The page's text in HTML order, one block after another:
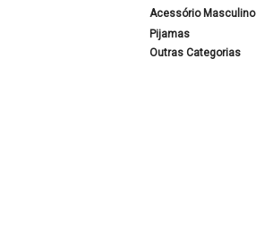
Acessório Masculino
Pijamas
Outras Categorias